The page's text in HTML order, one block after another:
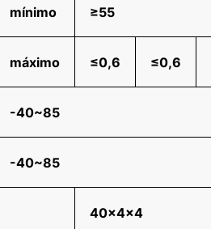
mínimo ≥55
máximo ≤0,6 ≤0,6
-40~85
-40~85
40x4x4